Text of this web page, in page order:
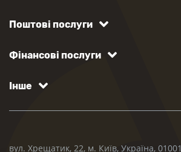
Поштові послуги
Фінансові послуги
Інше
вул. Хрещатик, 22, м. Київ, Україна, 01001